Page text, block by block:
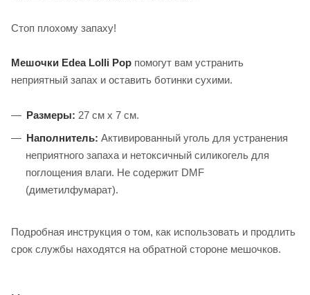
Стоп плохому запаху!
Мешочки Edea Lolli Pop помогут вам устранить
неприятный запах и оставить ботинки сухими.
Размеры: 27 см х 7 см.
Наполнитель: Активированный уголь для устранения
неприятного запаха и нетоксичный силикогель для
поглощения влаги. Не содержит DMF
(диметилфумарат).
Подробная инструкция о том, как использовать и продлить
срок службы находятся на обратной стороне мешочков.